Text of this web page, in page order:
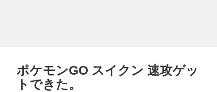
ポケモンGO スイクン 速攻ゲッ
トできた。